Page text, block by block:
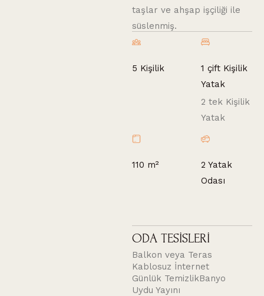
taşlar ve ahşap işçiliği ile
süslenmiş.
5 Kişilik
1 çift Kişilik
Yatak
2 tek Kişilik
Yatak
110 m²
2 Yatak
Odası
ODA TESİSLERİ
Balkon veya Teras
Kablosuz İnternet
Günlük TemizlikBanyo
Uydu Yayını